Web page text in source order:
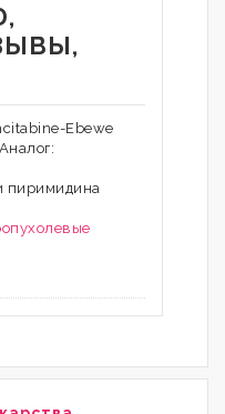
Ebewe
пиримидина